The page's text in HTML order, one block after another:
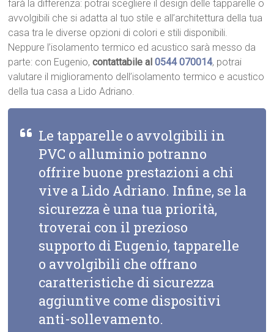
farà la differenza: potrai scegliere il design delle tapparelle o
avvolgibili che si adatta al tuo stile e all’architettura della tua
casa tra le diverse opzioni di colori e stili disponibili.
Neppure l’isolamento termico ed acustico sarà messo da
parte: con Eugenio,contattabile al0544 070014, potrai
valutare il miglioramento dell’isolamento termico e acustico
della tua casa a Lido Adriano.
Le tapparelle o avvolgibili in
PVC o alluminio potranno
offrire buone prestazioni a chi
vive a Lido Adriano. Infine, se la
sicurezza è una tua priorità,
troverai con il prezioso
supporto di Eugenio, tapparelle
o avvolgibili che offrano
caratteristiche di sicurezza
aggiuntive come dispositivi
anti-sollevamento.